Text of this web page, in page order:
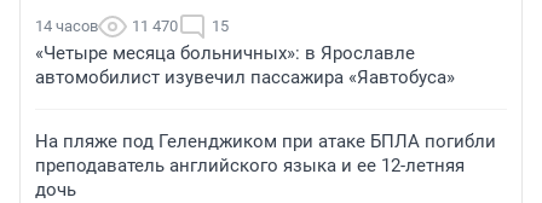
14 часов 11 470 15
«Четыре месяца больничных»: в Ярославле
автомобилист изувечил пассажира «Яавтобуса»
На пляже под Геленджиком при атаке БПЛА погибли
преподаватель английского языка и ее 12-летняя
дочь